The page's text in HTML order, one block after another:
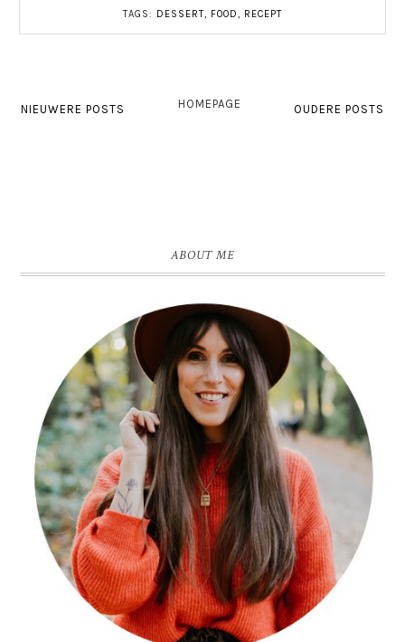
TAGS: DESSERT, FOOD, RECEPT
NIEUWERE POSTS OUDERE POSTS
HOMEPAGE
ABOUT ME